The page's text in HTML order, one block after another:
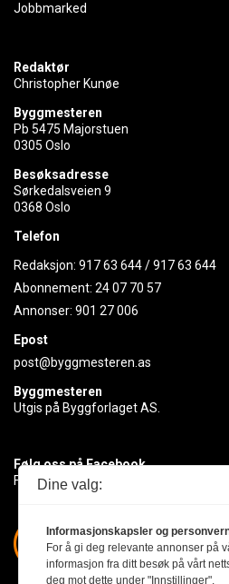
Jobbmarked
Redaktør
Christopher Kunøe
Byggmesteren
Pb 5475 Majorstuen
0305 Oslo
Besøksadresse
Sørkedalsveien 9
0368 Oslo
Telefon
Redaksjon: 917 63 644/917 63 644
Abonnement: 24 07 70 57
Annonser: 901 27 006
Epost
post@byggmesteren.as
Byggmesteren
Utgis på Byggforlaget AS.
Følg oss på Facebook
Få med deg det siste innen
Dine valg:
Informasjonskapsler og
For å gi deg relevante annonser på
informasjon fra ditt besøk på vårt
deg mot dette under "Innstillinger".